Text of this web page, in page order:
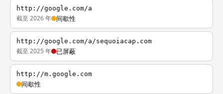
http://google.com/a
截至 2026 年 间歇性
http://google.com/a/sequoiacap.com
截至 2025 年 已屏蔽
http://m.google.com
间歇性